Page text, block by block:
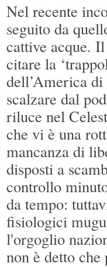
Nel recente
seguito da
cattive acque.
citare la
dell’America
scalzare dal
riluce nel
che vi è una
mancanza di
disposti a
controllo
da tempo:
fisiologici
l'orgoglio
non è detto